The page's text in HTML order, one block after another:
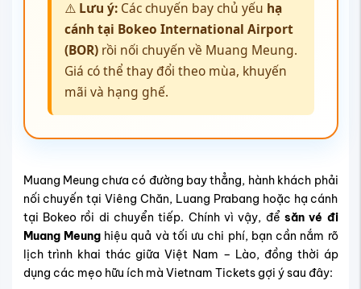
⚠️ Lưu ý:Các chuyến bay chủ yếu hạ
cánh tại Bokeo International Airport
(BOR)rồi nối chuyến về Muang Meung.
Giá có thể thay đổi theo mùa, khuyến
mãi và hạng ghế.
Muang Meung chưa có đường bay thẳng, hành khách phải
nối chuyến tại Viêng Chăn, Luang Prabang hoặc hạ cánh
tại Bokeo rồi di chuyển tiếp. Chính vì vậy, để săn vé đi
Muang Meunghiệu quả và tối ưu chi phí, bạn cần nắm rõ
lịch trình khai thác giữa Việt Nam – Lào, đồng thời áp
dụng các mẹo hữu ích mà Vietnam Tickets gợi ý sau đây: